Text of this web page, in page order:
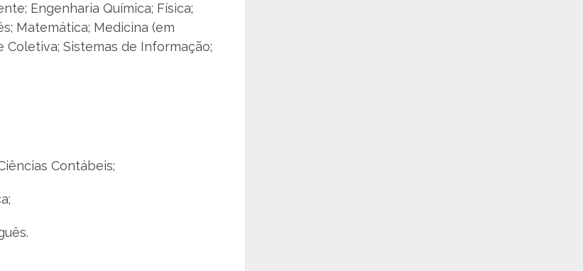
Engenharia Química; Física;
Matemática; Medicina (em
Coletiva; Sistemas de Informação;
Contábeis;